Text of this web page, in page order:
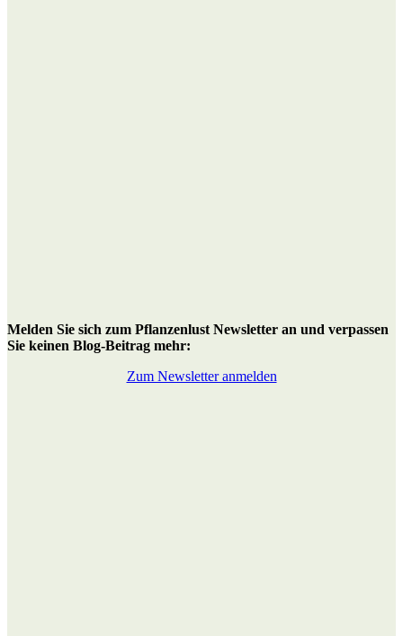
Melden Sie sich zum Pflanzenlust Newsletter an und verpassen
Sie keinen Blog-Beitrag mehr:
Zum Newsletter anmelden